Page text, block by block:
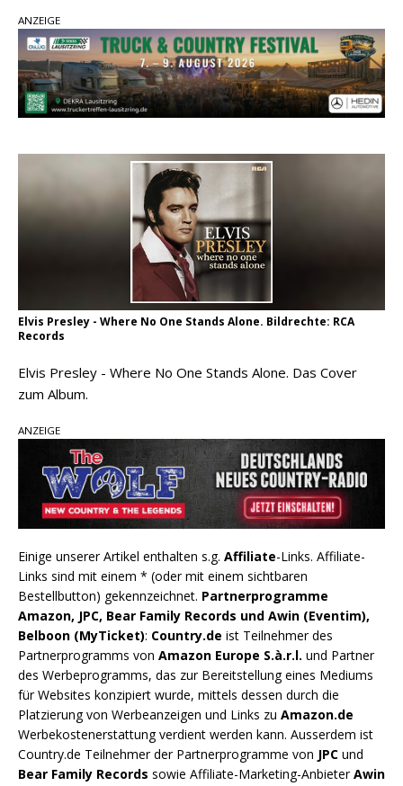
Parton, Bill Anderson und Shaboozey im Fokus
Chris Johnson & The Hollywood Hillbillies
kündigen neues Album mit „Better Days
Ahead“ an
täglich rund 10.000 Leser
ANZEIGE
Elvis Presley - Where No One Stands Alone. Bildrechte: RCA
Records
Elvis Presley - Where No One Stands Alone. Das Cover
zum Album.
ANZEIGE
Einige unserer Artikel enthalten s.g. Affiliate-Links. Affiliate-
Links sind mit einem * (oder mit einem sichtbaren
Bestellbutton) gekennzeichnet. Partnerprogramme
Amazon, JPC, Bear Family Records und Awin (Eventim),
Belboon (MyTicket): Country.de ist Teilnehmer des
Partnerprogramms von Amazon Europe S.à.r.l. und Partner
des Werbeprogramms, das zur Bereitstellung eines Mediums
für Websites konzipiert wurde, mittels dessen durch die
Platzierung von Werbeanzeigen und Links zu Amazon.de
Werbekostenerstattung verdient werden kann. Ausserdem ist
Country.de Teilnehmer der Partnerprogramme von JPC und
Bear Family Records sowie Affiliate-Marketing-AnbieterAwin